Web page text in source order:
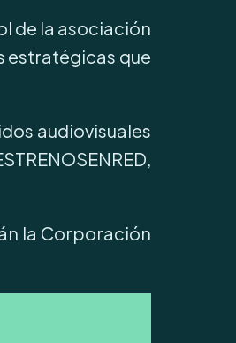
de la asociación
estratégicas que
audiovisuales
la Corporación